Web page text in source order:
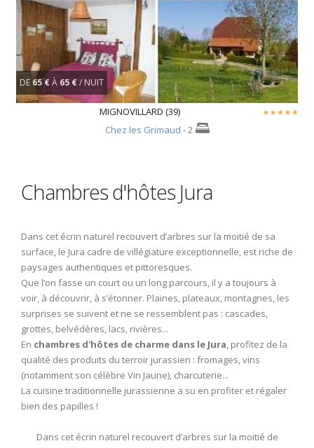
DE 65 €À 65 €/ NUIT
MIGNOVILLARD (39)
Chez les Grimaud - 2
Chambres d'hôtes Jura
Dans cet écrin naturel recouvert d’arbres sur la moitié de sa
surface, le Jura cadre de villégiature exceptionnelle, est riche de
paysages authentiques et pittoresques.
Que l’on fasse un court ou un long parcours, il y a toujours à
voir, à découvrir, à s’étonner. Plaines, plateaux, montagnes, les
surprises se suivent et ne se ressemblent pas : cascades,
grottes, belvédères, lacs, rivières...
En chambres d'hôtes de charme dans le Jura, profitez de la
qualité des produits du terroir jurassien : fromages, vins
(notamment son célèbre Vin Jaune), charcuterie...
La cuisine traditionnelle jurassienne a su en profiter et régaler
bien des papilles !
Dans cet écrin naturel recouvert d’arbres sur la moitié de